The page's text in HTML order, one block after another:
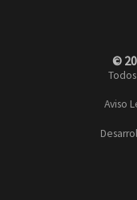
©
Aviso